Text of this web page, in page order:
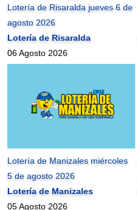
Lotería de Risaralda jueves 6 de
agosto 2026
Lotería de Risaralda
06 Agosto 2026
Lotería de Manizales miércoles
5 de agosto 2026
Lotería de Manizales
05 Agosto 2026